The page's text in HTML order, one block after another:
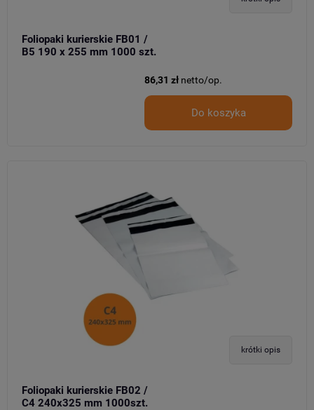
Foliopaki kurierskie FB01 /
B5 190 x 255 mm 1000 szt.
86,31 zł netto/op.
Do koszyka
krótki opis
Foliopaki kurierskie FB02 /
C4 240x325 mm 1000szt.